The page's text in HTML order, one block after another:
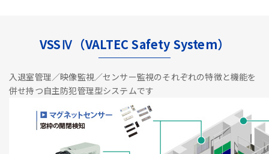
VSSⅣ（VALTEC Safety System）
入退室管理／映像監視／センサー監視のそれぞれの特徴と機能を
併せ持つ自主防犯管理型システムです